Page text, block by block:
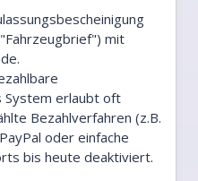
mit
System erlaubt oft
Bezahlverfahren (z.B.
oder einfache
bis heute deaktiviert.